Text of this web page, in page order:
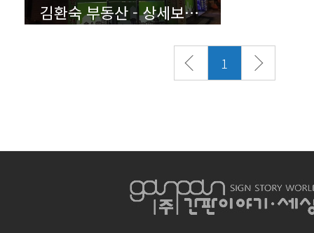
김환숙 부동산 - 상세보기(클릭)
1